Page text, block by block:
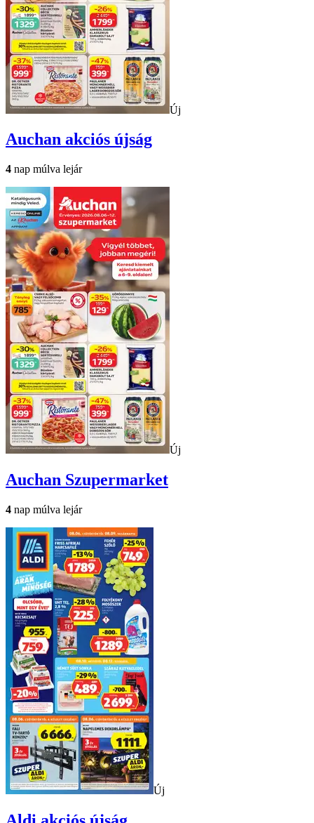
Új
Auchan akciós újság
4 nap múlva lejár
Új
Auchan Szupermarket
4 nap múlva lejár
Új